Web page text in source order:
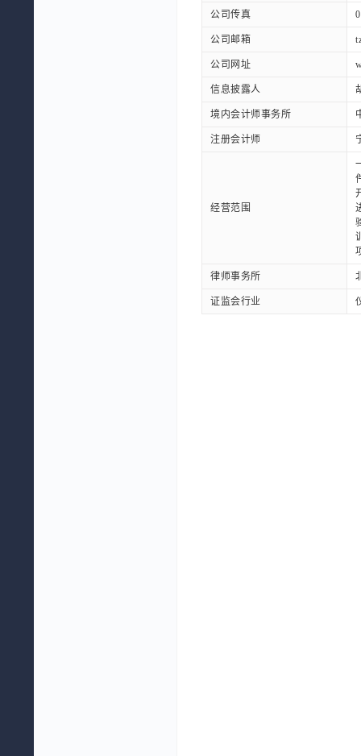
公司传真
公司邮箱
公司网址
信息披露人
境内会计师事务所
注册会计师
经营范围
律师事务所
证监会行业